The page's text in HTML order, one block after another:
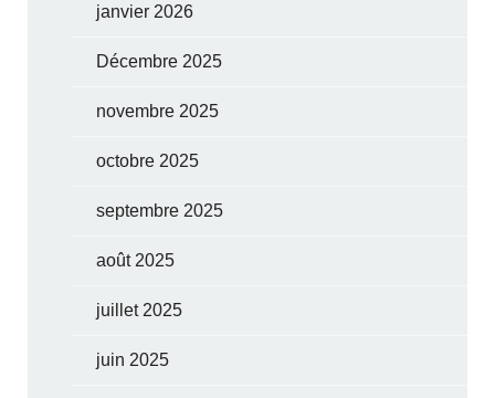
janvier 2026
Décembre 2025
novembre 2025
octobre 2025
septembre 2025
août 2025
juillet 2025
juin 2025